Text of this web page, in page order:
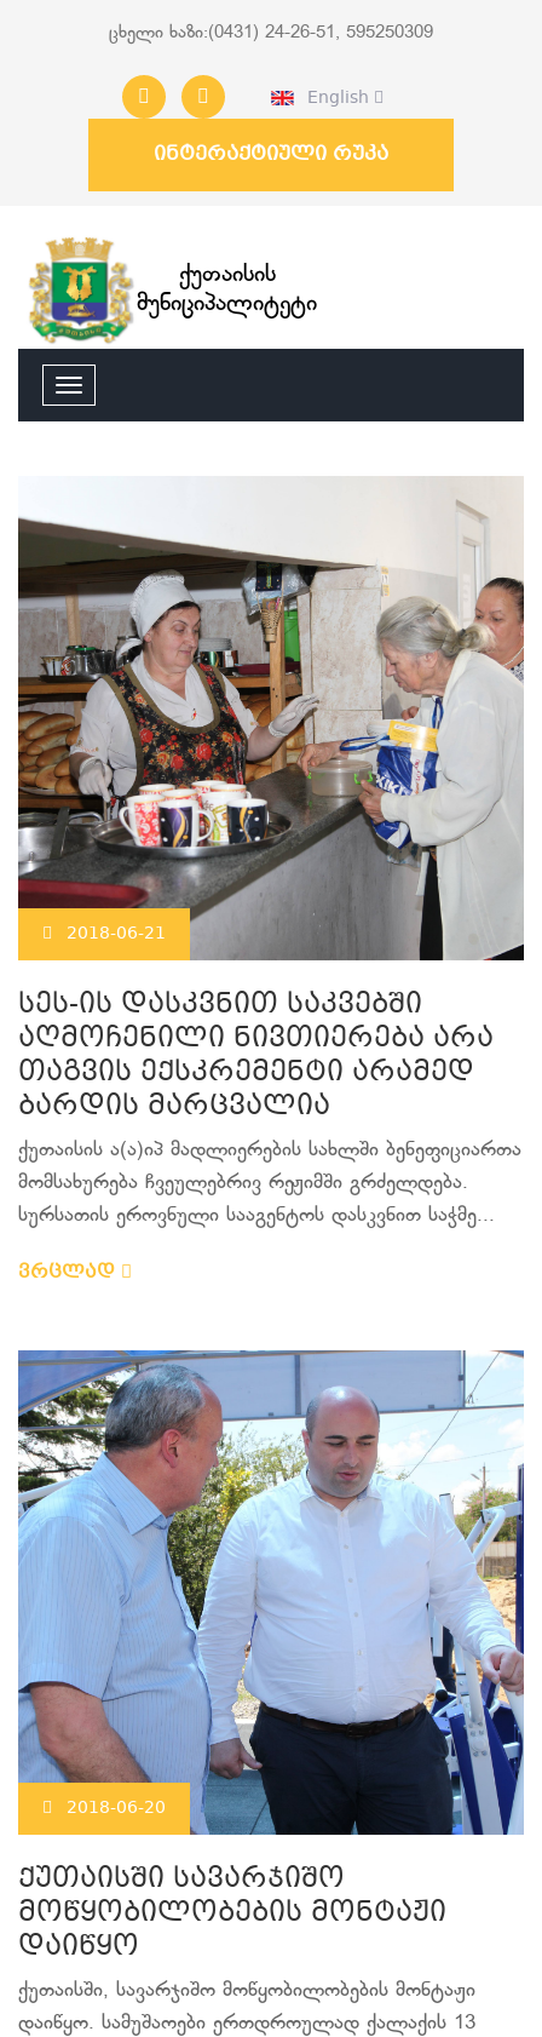
ცხელი ხაზი:(0431) 24-26-51, 595250309
English
ინტერაქტიული რუკა
ქუთაისის
მუნიციპალიტეტი
2018-06-21
სეს-ის დასკვნით საკვებში
აღმოჩენილი ნივთიერება არა
თაგვის ექსკრემენტი არამედ
ბარდის მარცვალია
ქუთაისის ა(ა)იპ მადლიერების სახლში ბენეფიციართა
მომსახურება ჩვეულებრივ რეჟიმში გრძელდება.
სურსათის ეროვნული სააგენტოს დასკვნით საჭმე...
ვრცლად
2018-06-20
ქუთაისში სავარჯიშო
მოწყობილობების მონტაჟი
დაიწყო
ქუთაისში, სავარჯიშო მოწყობილობების მონტაჟი
დაიწყო. სამუშაოები ერთდროულად ქალაქის 13